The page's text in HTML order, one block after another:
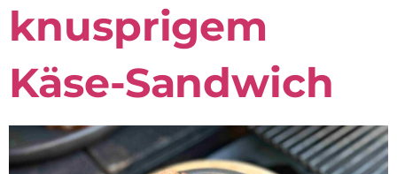
knusprigem
Käse-Sandwich